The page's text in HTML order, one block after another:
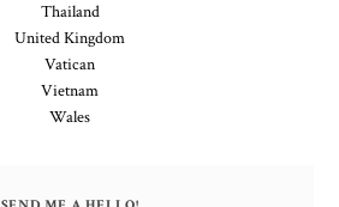
Thailand
United Kingdom
Vatican
Vietnam
Wales